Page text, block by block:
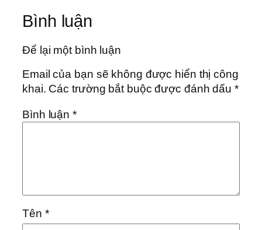
Bình luận
Để lại một bình luận
Email của bạn sẽ không được hiển thị công
khai. Các trường bắt buộc được đánh dấu*
Bình luận*
Tên *